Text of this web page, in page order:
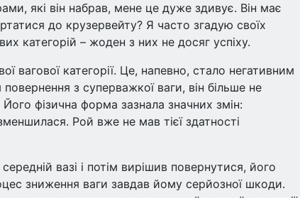
які він набрав, мене це дуже здивує. Він має
до крузервейту? Я часто згадую своїх
категорій – жоден з них не досяг успіху.
вагової категорії. Це, напевно, стало негативним
з суперважкої ваги, він більше не
фізична форма зазнала значних змін:
Рой вже не мав тієї здатності
вазі і потім вирішив повернутися, його
зниження ваги завдав йому серйозної шкоди.